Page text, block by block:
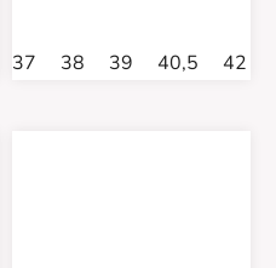
43 44,5 47
37 38 39 40,5 42